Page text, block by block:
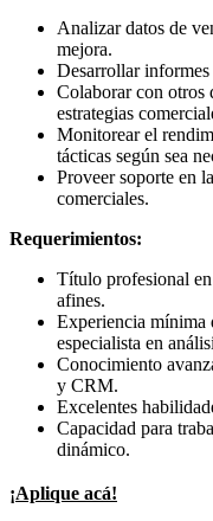
Analizar datos de
mejora.
Desarrollar
Colaborar con otros
estrategias
Monitorear el
tácticas según sea
Proveer soporte en
comerciales.
Requerimientos:
Título profesional
afines.
Experiencia mínima
especialista en
Conocimiento
y CRM.
Excelentes
Capacidad para
dinámico.
¡Aplique acá!